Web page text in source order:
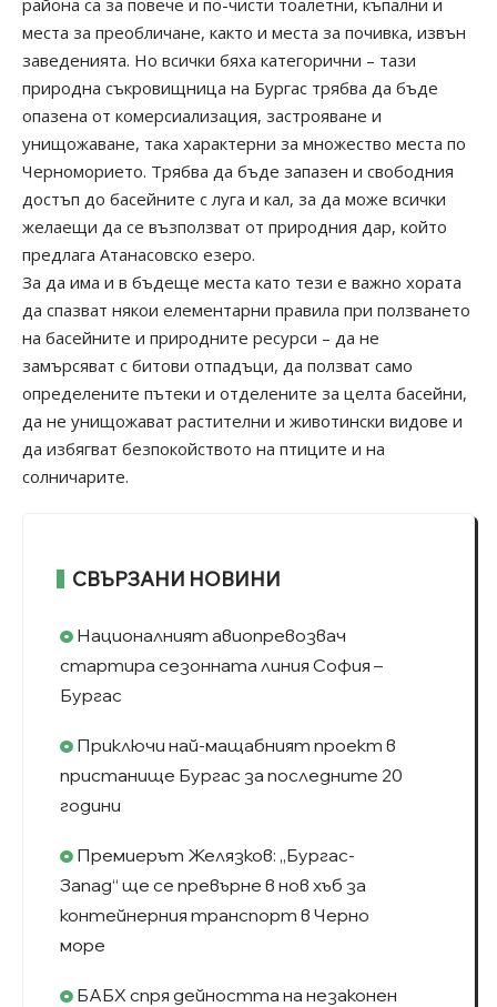
места за преобличане, както и места за почивка, извън
заведенията. Но всички бяха категорични – тази
природна съкровищница на Бургас трябва да бъде
опазена от комерсиализация, застрояване и
унищожаване, така характерни за множество места по
Черноморието. Трябва да бъде запазен и свободния
достъп до басейните с луга и кал, за да може всички
желаещи да се възползват от природния дар, който
предлага Атанасовско езеро.
За да има и в бъдеще места като тези е важно хората
да спазват някои елементарни правила при ползването
на басейните и природните ресурси – да не
замърсяват с битови отпадъци, да ползват само
определените пътеки и отделените за целта басейни,
да не унищожават растителни и животински видове и
да избягват безпокойството на птиците и на
солничарите.
СВЪРЗАНИ НОВИНИ
Националният авиопревозвач
стартира сезонната линия София –
Бургас
Приключи най-мащабният проект в
пристанище Бургас за последните 20
години
Премиерът Желязков: „Бургас-
Запад“ ще се превърне в нов хъб за
контейнерния транспорт в Черно
море
БАБХ спря дейността на незаконен